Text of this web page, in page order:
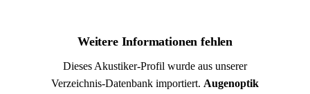
Weitere Informationen fehlen
Dieses Akustiker-Profil wurde aus unserer
Verzeichnis-Datenbank importiert. Augenoptik